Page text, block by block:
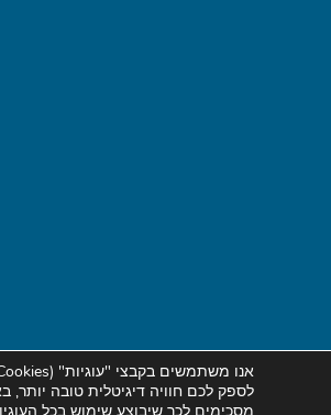
אנו משתמשים בקבצי "עוגיות" (
לספק לכם חוויה דיגיטלית טובה